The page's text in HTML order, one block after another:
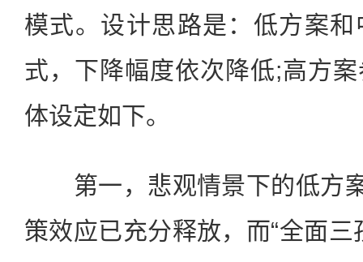
模式。设计思路是：低方案
式，下降幅度依次降低;高方
体设定如下。
第一，悲观情景下的低方案
策效应已充分释放，而“全面三